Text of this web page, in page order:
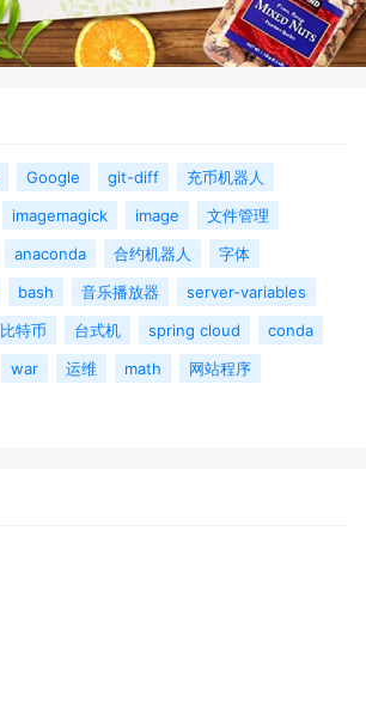
Google git-diff
充币机器人
imagemagick image
文件管理
anaconda 合约机器人
字体
bash 音乐播放器
server-variables
比特币 台式机 spring cloud
conda
war 运维 math
网站程序